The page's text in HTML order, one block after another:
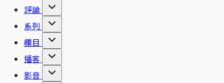
評論
系列
欄目
播客
影音